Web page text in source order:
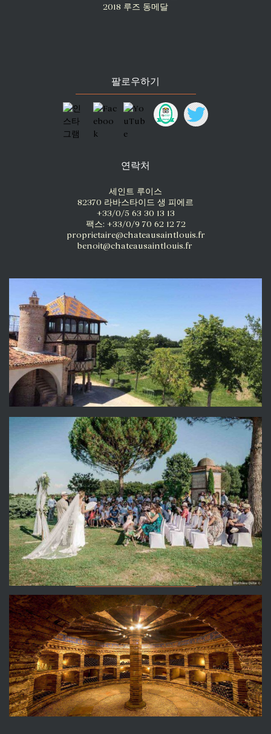
2018 루즈 동메달
팔로우하기
연락처
세인트 루이스
82370 라바스타이드 생 피에르
+33/0/5 63 30 13 13
팩스: +33/0/9 70 62 12 72
proprietaire@chateausaintlouis.fr
benoit@chateausaintlouis.fr